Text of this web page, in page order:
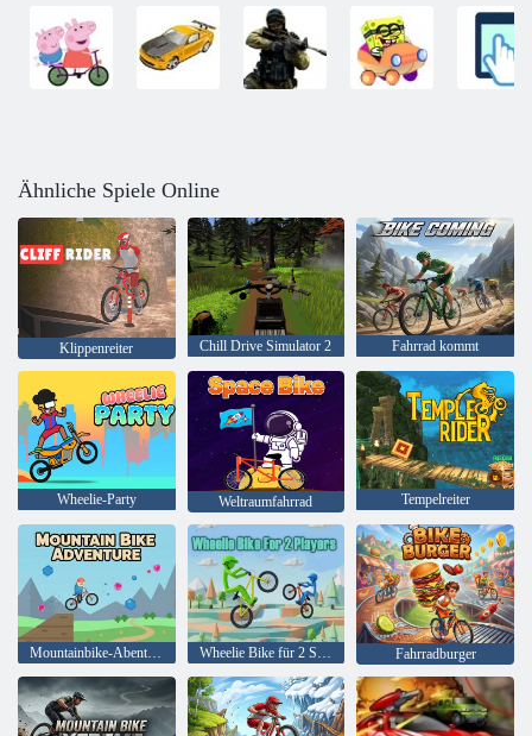
Ähnliche Spiele Online
Klippenreiter Chill Drive Simulator 2 Fahrrad kommt
Wheelie-Party Weltraumfahrrad Tempelreiter
Mountainbike-Abenteuer Wheelie Bike für 2 Spieler Fahrradburger